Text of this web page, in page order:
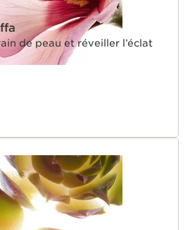
de peau et réveiller l’éclat